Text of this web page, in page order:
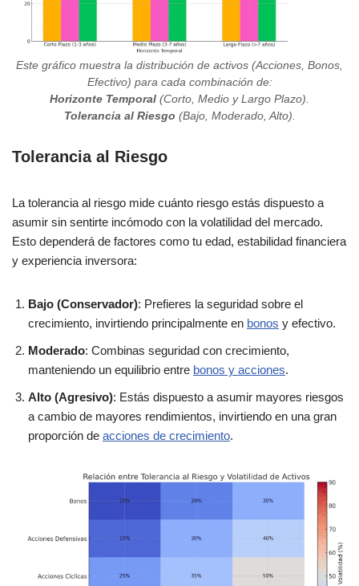
Este gráfico muestra la distribución de activos (Acciones, Bonos,
Efectivo) para cada combinación de:
Horizonte Temporal (Corto, Medio y Largo Plazo).
Tolerancia al Riesgo (Bajo, Moderado, Alto).
Tolerancia al Riesgo
La tolerancia al riesgo mide cuánto riesgo estás dispuesto a
asumir sin sentirte incómodo con la volatilidad del mercado.
Esto dependerá de factores como tu edad, estabilidad financiera
y experiencia inversora:
Bajo (Conservador): Prefieres la seguridad sobre el
crecimiento, invirtiendo principalmente en bonos y efectivo.
Moderado: Combinas seguridad con crecimiento,
manteniendo un equilibrio entre bonos y acciones.
Alto (Agresivo): Estás dispuesto a asumir mayores riesgos
a cambio de mayores rendimientos, invirtiendo en una gran
proporción de acciones de crecimiento.